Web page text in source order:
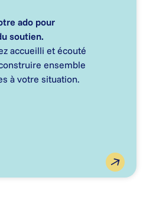
ado pour
soutien.
accueilli et écouté
ensemble
à votre situation.